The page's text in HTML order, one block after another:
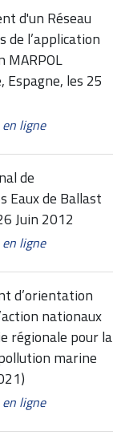
d'un Réseau
de l’application
MARPOL
Espagne, les 25
ligne
de
Eaux de Ballast
Juin 2012
ligne
d’orientation
nationaux
régionale pour la
marine
ligne